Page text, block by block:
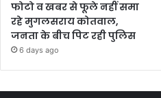
फोटो व खबर से फूले नहीं समा
रहे मुगलसराय कोतवाल,
जनता के बीच पिट रही पुलिस
6 days ago